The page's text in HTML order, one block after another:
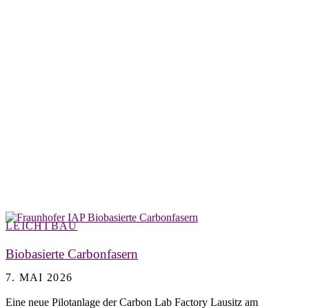
LEICHTBAU
Biobasierte Carbonfasern
7. MAI 2026
Eine neue Pilotanlage der Carbon Lab Factory Lausitz am